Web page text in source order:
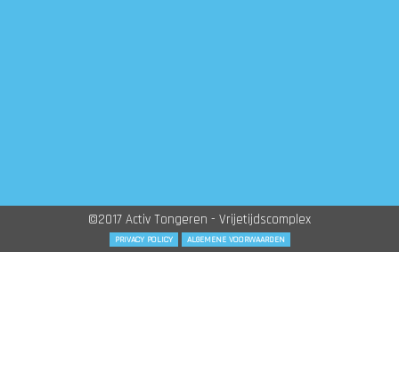
©2017 Activ Tongeren - Vrijetijdscomplex
PRIVACY POLICY ALGEMENE VOORWAARDEN